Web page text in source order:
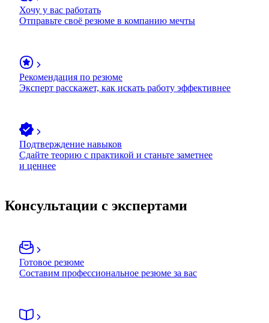
Хочу у вас работать
Отправьте своё резюме в компанию мечты
Рекомендация по резюме
Эксперт расскажет, как искать работу эффективнее
Подтверждение навыков
Сдайте теорию с практикой и станьте заметнее
и ценнее
Консультации с экспертами
Готовое резюме
Составим профессиональное резюме за вас